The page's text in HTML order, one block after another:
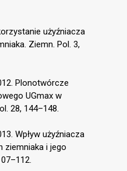
użyźniacza
Ziemn. Pol. 3,
Plonotwórcze
UGmax w
28, 144–148.
Wpływ użyźniacza
ziemniaka i jego